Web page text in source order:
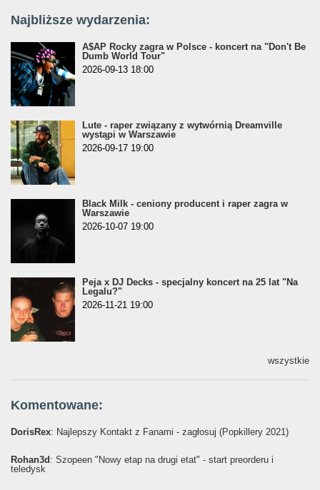
Najbliższe wydarzenia:
A$AP Rocky zagra w Polsce - koncert na "Don't Be
Dumb World Tour"
2026-09-13 18:00
Lute - raper związany z wytwórnią Dreamville
wystąpi w Warszawie
2026-09-17 19:00
Black Milk - ceniony producent i raper zagra w
Warszawie
2026-10-07 19:00
Peja x DJ Decks - specjalny koncert na 25 lat "Na
Legalu?"
2026-11-21 19:00
wszystkie
Komentowane:
DorisRex: Najlepszy Kontakt z Fanami - zagłosuj (Popkillery 2021)
Rohan3d : Szopeen "Nowy etap na drugi etat" - start preorderu i
teledysk